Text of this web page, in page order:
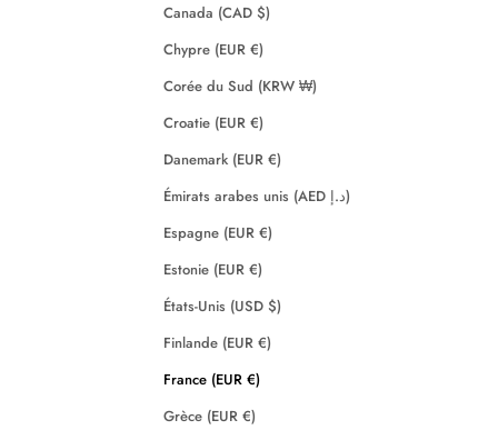
Canada (CAD $)
Chypre (EUR €)
Corée du Sud (KRW ₩)
Croatie (EUR €)
Danemark (EUR €)
Émirats arabes unis (AED د.إ)
Espagne (EUR €)
Estonie (EUR €)
États-Unis (USD $)
Finlande (EUR €)
France (EUR €)
Grèce (EUR €)